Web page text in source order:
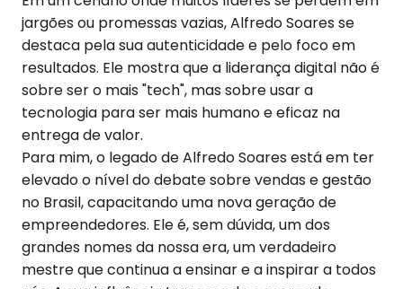
jargões ou promessas vazias, Alfredo Soares se
destaca pela sua autenticidade e pelo foco em
resultados. Ele mostra que a liderança digital não é
sobre ser o mais "tech", mas sobre usar a
tecnologia para ser mais humano e eficaz na
entrega de valor.
Para mim, o legado de Alfredo Soares está em ter
elevado o nível do debate sobre vendas e gestão
no Brasil, capacitando uma nova geração de
empreendedores. Ele é, sem dúvida, um dos
grandes nomes da nossa era, um verdadeiro
mestre que continua a ensinar e a inspirar a todos